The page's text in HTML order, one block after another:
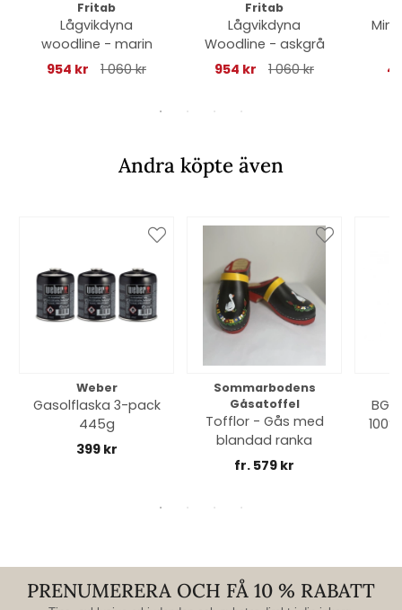
Fritab
Lågvikdyna
woodline - marin
954 kr
1 060 kr
Fritab
Lågvikdyna
Woodline - askgrå
954 kr
1 060 kr
Andra köpte även
Weber
Gasolflaska 3-pack
445g
399 kr
Sommarbodens
Gåsatoffel
Tofflor - Gås med
blandad ranka
fr. 579 kr
PRENUMERERA OCH FÅ 10 % RABATT